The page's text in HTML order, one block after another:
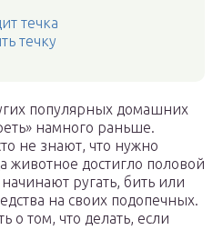
течка
течку
популярных домашних
намного раньше.
не знают, что нужно
животное достигло половой
ругать, бить или
на своих подопечных.
о том, что делать, если